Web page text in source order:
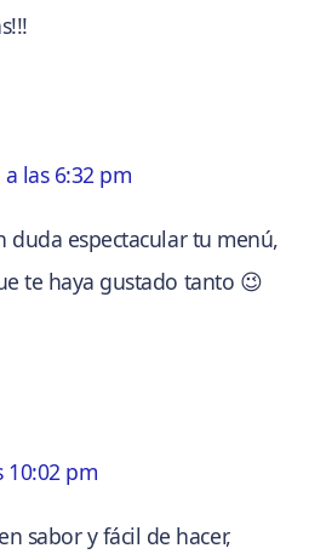
las 6:32 pm
duda espectacular tu menú,
te haya gustado tanto 😉
10:02 pm
sabor y fácil de hacer,